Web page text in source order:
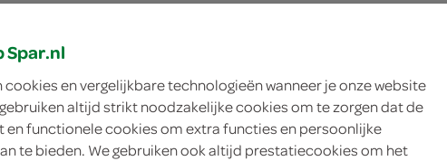
worden wél automatisch verwerkt in de winkelmand.
ijskoffie verse melk sojamelk, amandelmelk
Spar.nl
cookies en vergelijkbare technologieën wanneer je onze website
altijd strikt noodzakelijke cookies om te zorgen dat de
en functionele cookies om extra functies en persoonlijke
te bieden. We gebruiken ook altijd prestatiecookies om het